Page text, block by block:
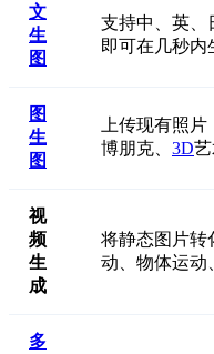
文
生
图
支持中、英、
即可在几秒内
图
生
图
上传现有照
博朋克、 3D艺
视
频
生
成
将静态图片转
动、物体运动
多